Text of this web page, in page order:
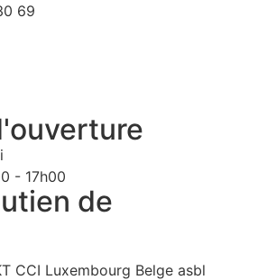
69
- 17h00
de
CCI Luxembourg Belge asbl